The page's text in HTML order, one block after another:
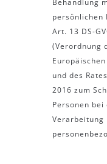
persönlichen
Art. 13 DS-
(Verordnung
und des
2016 zum
Personen bei
Verarbeitung